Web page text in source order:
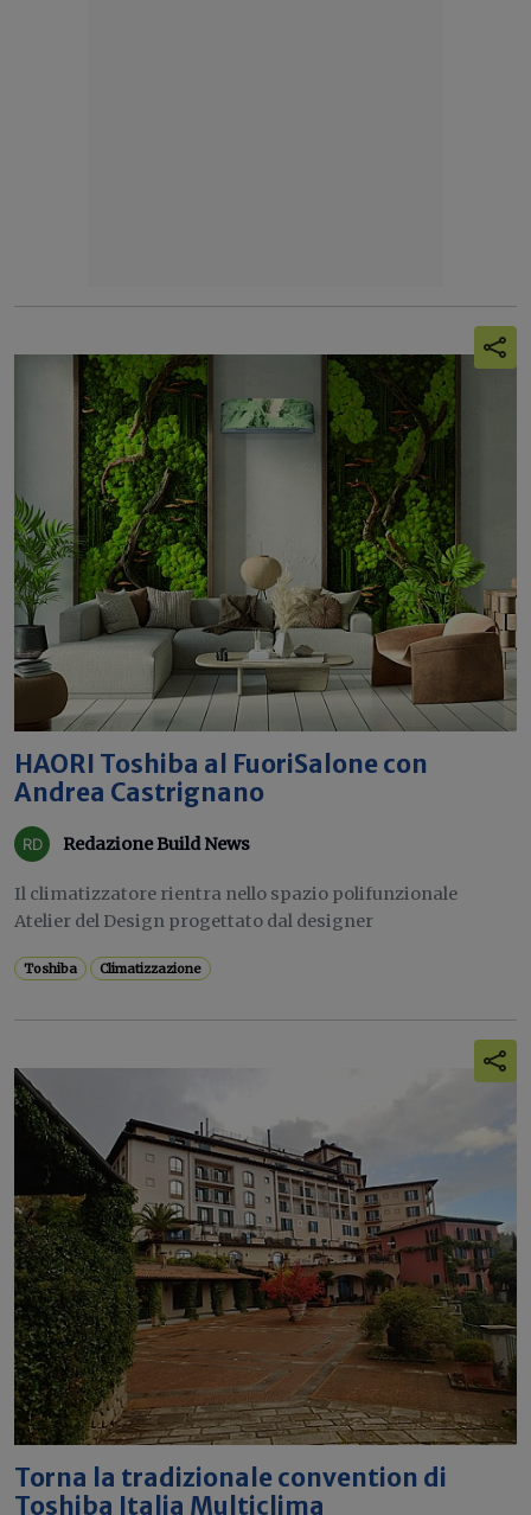
HAORI Toshiba al FuoriSalone con
Andrea Castrignano
Redazione Build News
Il climatizzatore rientra nello spazio polifunzionale
Atelier del Design progettato dal designer
Toshiba Climatizzazione
Torna la tradizionale convention di
Toshiba Italia Multiclima